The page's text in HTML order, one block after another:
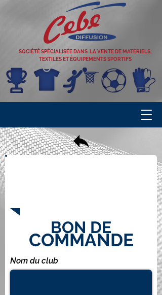
SOCIÉTÉ SPÉCIALISÉE DANS LA VENTE DE MATÉRIELS,
TEXTILES ET ÉQUIPEMENTS SPORTIFS
BON DE
COMMANDE
Nom du club